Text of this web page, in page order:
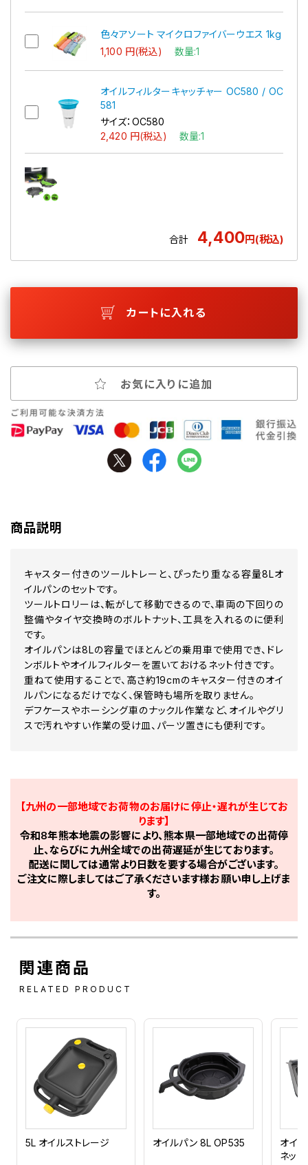
色々アソート マイクロファイバーウエス 1kg
1,100 円(税込) 数量:1
オイルフィルターキャッチャー OC580 / OC
581
サイズ：OC580
2,420 円(税込) 数量:1
合計 4,400円(税込)
カートに入れる
お気に入りに追加
商品説明
キャスター付きのツールトレーと、ぴったり重なる容量8Lオ
イルパンのセットです。
ツールトロリーは、転がして移動できるので、車両の下回りの
整備やタイヤ交換時のボルトナット、工具を入れるのに便利
です。
オイルパンは8Lの容量でほとんどの乗用車で使用でき、ドレ
ンボルトやオイルフィルターを置いておけるネット付きです。
重ねて使用することで、高さ約19cmのキャスター付きのオイ
ルパンになるだけでなく、保管時も場所を取りません。
デフケースやホーシング車のナックル作業など、オイルやグリ
スで汚れやすい作業の受け皿、パーツ置きにも便利です。
【九州の一部地域でお荷物のお届けに停止・遅れが生じてお
ります】
令和8年熊本地震の影響により、熊本県一部地域での出荷停
止、ならびに九州全域での出荷遅延が生じております。
配送に関しては通常より日数を要する場合がございます。
ご注文に際しましてはご了承くださいます様お願い申し上げま
す。
関連商品
RELATED PRODUCT
5L オイルストレージ オイルパン 8L OP535
オイ
ネット